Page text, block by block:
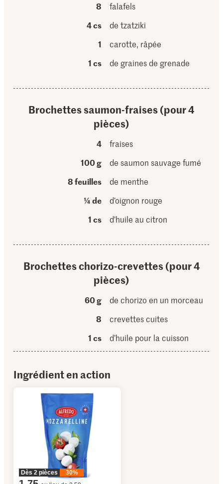
8
falafels
4 cs
de tzatziki
1
carotte, râpée
1 cs
de graines de grenade
Brochettes saumon-fraises (pour 4
pièces)
4
fraises
100 g
de saumon sauvage fumé
8 feuilles
de menthe
¼ de
d’oignon rouge
1 cs
d’huile au citron
Brochettes chorizo-crevettes (pour 4
pièces)
60 g
de chorizo en un morceau
8
crevettes cuites
1 cs
d’huile pour la cuisson
Ingrédient en action
Dès 2 pièces 30%